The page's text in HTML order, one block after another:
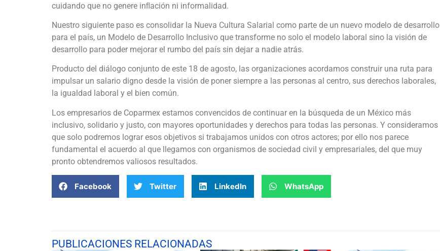
cuidando que no genere inﬂación ni informalidad.
Nuestro siguiente paso es consolidar la Nueva Cultura Salarial como parte de un nuevo modelo de desarrollo
para el país, un Modelo de Desarrollo Inclusivo que transforme no solo el modelo laboral sino la visión de
desarrollo para poder mejorar el rumbo del país sin dejar a nadie atrás.
Producto del diálogo conjunto de este 18 de agosto, las organizaciones acordamos construir una ruta para
impulsar un salario digno desde la visión de poner siempre a las personas al centro, sus derechos laborales,
la igualdad laboral y el bien común.
Los empresarios de Coparmex estamos convencidos de continuar en la búsqueda de un México más
inclusivo, solidario y justo, con mayores oportunidades y derechos para todas las personas. Y consideramos
que solo podremos lograr esos objetivos si trabajamos unidos con otros actores; por ello nos parece
fundamental el acuerdo al que llegamos con organismos de sociedad civil y empresariales, del que muy
pronto obtendremos valiosos resultados.
Facebook Twitter LinkedIn WhatsApp
PUBLICACIONES RELACIONADAS